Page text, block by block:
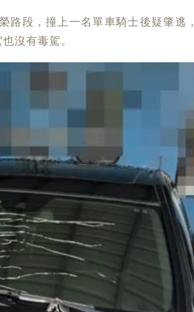
路段，撞上一名單車騎士後疑肇逃，
沒有毒駕。